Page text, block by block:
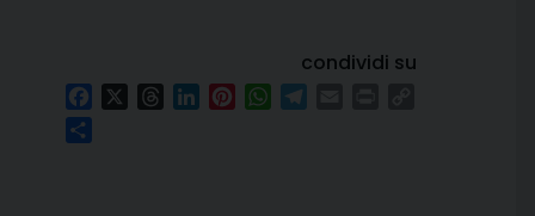
condividi su
FacebookThreadsLinkedInPinterestWhatsApp